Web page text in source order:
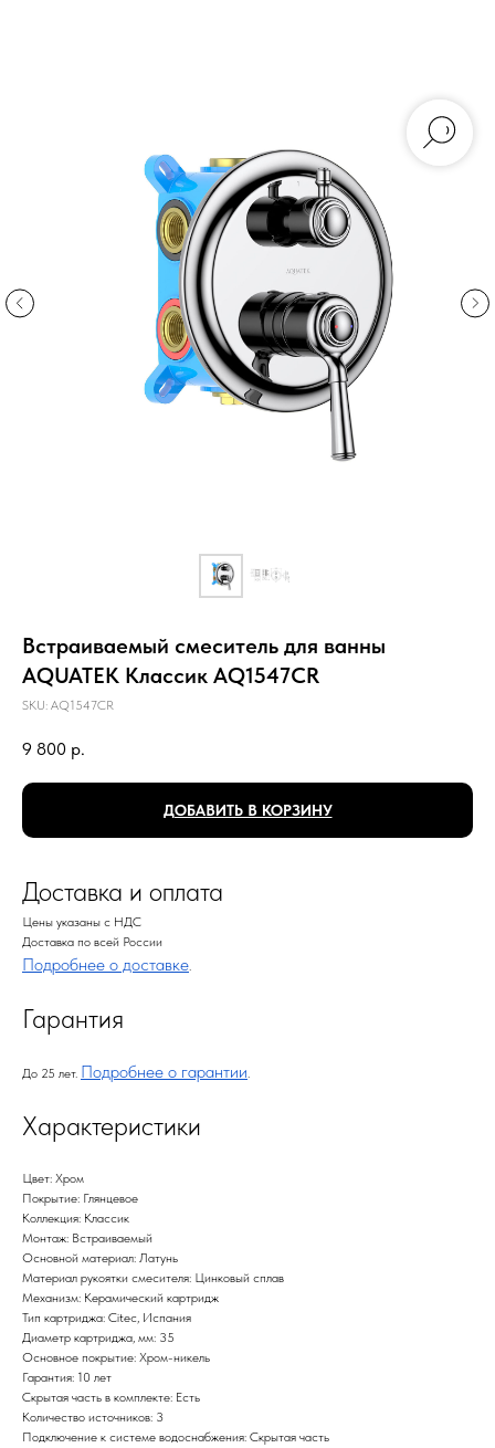
Встраиваемый смеситель для ванны
AQUATEK Классик AQ1547CR
SKU: AQ1547CR
9 800 р.
ДОБАВИТЬ В КОРЗИНУ
Доставка и оплата
Цены указаны с НДС
Доставка по всей России
Подробнее о доставке.
Гарантия
До 25 лет. Подробнее о гарантии.
Характеристики
Цвет: Хром
Покрытие: Глянцевое
Коллекция: Классик
Монтаж: Встраиваемый
Основной материал: Латунь
Материал рукоятки смесителя: Цинковый сплав
Механизм: Керамический картридж
Тип картриджа: Citec, Испания
Диаметр картриджа, мм: 35
Основное покрытие: Хром-никель
Гарантия: 10 лет
Скрытая часть в комплекте: Есть
Количество источников: 3
Подключение к системе водоснабжения: Скрытая часть